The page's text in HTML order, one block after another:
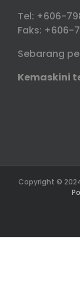
Tel: +606-
Faks: +606-
Sebarang
Kemaskini
Copyright ©